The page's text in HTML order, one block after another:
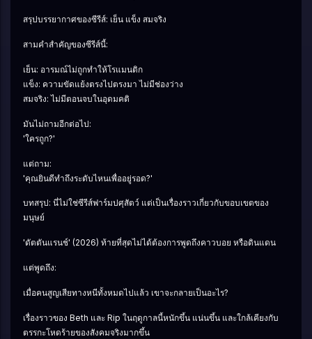
สรุปบรรยากาศของซีรีส์: เย็น แข็ง สมจริง
สามคำสำคัญของซีรีส์นี้:
เย็น: อารมณ์ไม่ถูกทำให้โรแมนติก
แข็ง: ความขัดแย้งตรงไปตรงมา ไม่มีช่องว่าง
สมจริง: ไม่มีตอนจบในอุดมคติ
มันไม่ถามอีกต่อไป:
'ใครถูก?'
แต่ถาม:
'คุณยินดีทำถึงระดับไหนเพื่ออยู่รอด?'
บทสรุป: นี่ไม่ใช่ซีรีส์ฟาร์มปศุสัตว์ แต่เป็นเรื่องราวเกี่ยวกับขอบเขตของ
มนุษย์
'ดัตตันแรนช์' (2026) ท้ายที่สุดไม่ได้ต้องการพูดถึงคาวบอย หรือดินแดน
แต่พูดถึง:
เมื่อคนสูญเสียทางหนีทั้งหมดไปแล้ว เขาจะกลายเป็นอะไร?
เรื่องราวของ Beth และ Rip ในฤดูกาลนี้หนักขึ้น แน่นขึ้น และใกล้เคียงกับ
ตรรกะโหดร้ายของสังคมจริงมากขึ้น